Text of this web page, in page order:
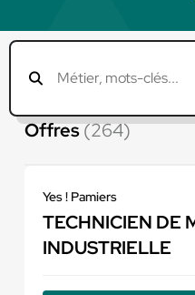
Offres(264)
Yes ! Pamiers
TECHNICIEN DE
INDUSTRIELLE